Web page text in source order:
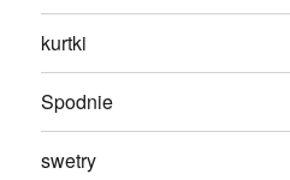
kurtki
Spodnie
swetry